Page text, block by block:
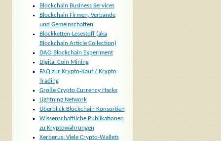
Blockchain Business Services
Blockchain Firmen, Verbände
und Gemeinschaften
Blockketten-Lesestoff (aka
Blockchain Article Collection)
DAO Blockchain Experiment
Digital Coin Mining
FAQ zur Krypto-Kauf / Krypto
Trading
Große Crypto Currency Hacks
Lightning Network
Überblick Blockchain Konsortien
Wissenschaftliche Publikationen
zu Kryptowährungen
Xerberus: Viele Crypto-Wallets